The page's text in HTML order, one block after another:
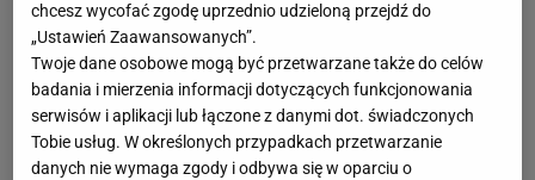
chcesz wycofać zgodę uprzednio udzieloną przejdź do
„Ustawień Zaawansowanych”.
Twoje dane osobowe mogą być przetwarzane także do celów
badania i mierzenia informacji dotyczących funkcjonowania
serwisów i aplikacji lub łączone z danymi dot. świadczonych
Tobie usług. W określonych przypadkach przetwarzanie
danych nie wymaga zgody i odbywa się w oparciu o